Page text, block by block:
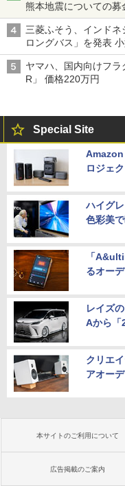
熊本地震についての募
三菱ふそう、インド
ロングバス」を発表
バス
ヤマハ、国内向けフ
R」 価格220万円
Special Site
Amazon
ロジェ
ハイグ
色彩美
「
るオー
レイズ
Aから「
クリエ
アオー
本サイトのご利用について
広告掲載のご案内